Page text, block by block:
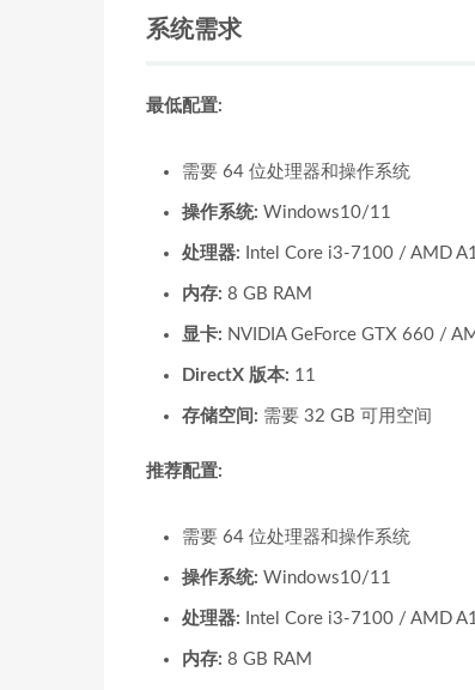
系统需求
最低配置:
需要 64 位处理器和操作系统
操作系统: Windows10/11
处理器: Intel Core i3-7100 / AMD
内存: 8 GB RAM
显卡: NVIDIA GeForce GTX 660 /
DirectX 版本: 11
存储空间: 需要 32 GB 可用空间
推荐配置:
需要 64 位处理器和操作系统
操作系统: Windows10/11
处理器: Intel Core i3-7100 / AMD
内存: 8 GB RAM